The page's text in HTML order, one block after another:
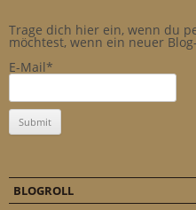
Trage dich hier ein, wenn du
möchtest, wenn ein neuer
E-Mail*
BLOGROLL